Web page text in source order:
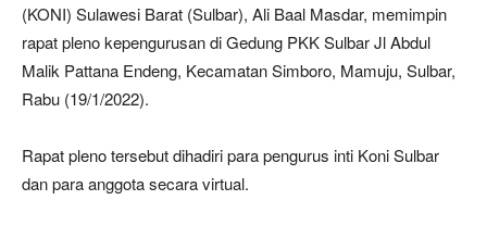
(KONI) Sulawesi Barat (Sulbar), Ali Baal Masdar, memimpin
rapat pleno kepengurusan di Gedung PKK Sulbar Jl Abdul
Malik Pattana Endeng, Kecamatan Simboro, Mamuju, Sulbar,
Rabu (19/1/2022).
Rapat pleno tersebut dihadiri para pengurus inti Koni Sulbar
dan para anggota secara virtual.